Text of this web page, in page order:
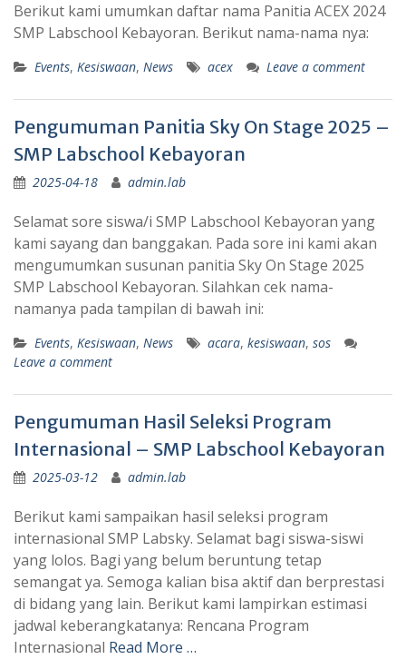
Berikut kami umumkan daftar nama Panitia ACEX 2024
SMP Labschool Kebayoran. Berikut nama-nama nya:
Events, Kesiswaan, News acex Leave a comment
Pengumuman Panitia Sky On Stage 2025 –
SMP Labschool Kebayoran
2025-04-18 admin.lab
Selamat sore siswa/i SMP Labschool Kebayoran yang
kami sayang dan banggakan. Pada sore ini kami akan
mengumumkan susunan panitia Sky On Stage 2025
SMP Labschool Kebayoran. Silahkan cek nama-
namanya pada tampilan di bawah ini:
Events, Kesiswaan, News acara, kesiswaan, sos
Leave a comment
Pengumuman Hasil Seleksi Program
Internasional – SMP Labschool Kebayoran
2025-03-12 admin.lab
Berikut kami sampaikan hasil seleksi program
internasional SMP Labsky. Selamat bagi siswa-siswi
yang lolos. Bagi yang belum beruntung tetap
semangat ya. Semoga kalian bisa aktif dan berprestasi
di bidang yang lain. Berikut kami lampirkan estimasi
jadwal keberangkatanya: Rencana Program
Internasional Read More …